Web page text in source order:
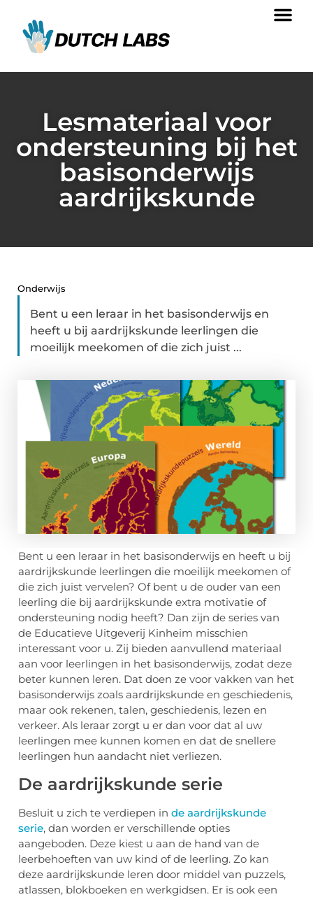
Lesmateriaal voor
ondersteuning bij het
basisonderwijs
aardrijkskunde
Onderwijs
Bent u een leraar in het basisonderwijs en
heeft u bij aardrijkskunde leerlingen die
moeilijk meekomen of die zich juist ...
Bent u een leraar in het basisonderwijs en heeft u bij
aardrijkskunde leerlingen die moeilijk meekomen of
die zich juist vervelen? Of bent u de ouder van een
leerling die bij aardrijkskunde extra motivatie of
ondersteuning nodig heeft? Dan zijn de series van
de Educatieve Uitgeverij Kinheim misschien
interessant voor u. Zij bieden aanvullend materiaal
aan voor leerlingen in het basisonderwijs, zodat deze
beter kunnen leren. Dat doen ze voor vakken van het
basisonderwijs zoals aardrijkskunde en geschiedenis,
maar ook rekenen, talen, geschiedenis, lezen en
verkeer. Als leraar zorgt u er dan voor dat al uw
leerlingen mee kunnen komen en dat de snellere
leerlingen hun aandacht niet verliezen.
De aardrijkskunde serie
Besluit u zich te verdiepen in de aardrijkskunde
serie, dan worden er verschillende opties
aangeboden. Deze kiest u aan de hand van de
leerbehoeften van uw kind of de leerling. Zo kan
deze aardrijkskunde leren door middel van puzzels,
atlassen, blokboeken en werkgidsen. Er is ook een